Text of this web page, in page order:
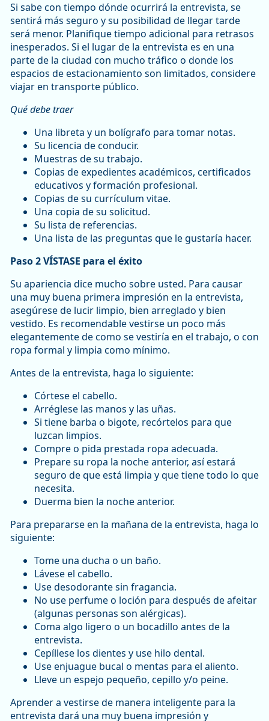
Si sabe con tiempo dónde ocurrirá la entrevista, se
sentirá más seguro y su posibilidad de llegar tarde
será menor. Planifique tiempo adicional para retrasos
inesperados. Si el lugar de la entrevista es en una
parte de la ciudad con mucho tráfico o donde los
espacios de estacionamiento son limitados, considere
viajar en transporte público.
Qué debe traer
Una libreta y un bolígrafo para tomar notas.
Su licencia de conducir.
Muestras de su trabajo.
Copias de expedientes académicos, certificados
educativos y formación profesional.
Copias de su currículum vitae.
Una copia de su solicitud.
Su lista de referencias.
Una lista de las preguntas que le gustaría hacer.
Paso 2 VÍSTASE para el éxito
Su apariencia dice mucho sobre usted. Para causar
una muy buena primera impresión en la entrevista,
asegúrese de lucir limpio, bien arreglado y bien
vestido. Es recomendable vestirse un poco más
elegantemente de como se vestiría en el trabajo, o con
ropa formal y limpia como mínimo.
Antes de la entrevista, haga lo siguiente:
Córtese el cabello.
Arréglese las manos y las uñas.
Si tiene barba o bigote, recórtelos para que
luzcan limpios.
Compre o pida prestada ropa adecuada.
Prepare su ropa la noche anterior, así estará
seguro de que está limpia y que tiene todo lo que
necesita.
Duerma bien la noche anterior.
Para prepararse en la mañana de la entrevista, haga lo
siguiente:
Tome una ducha o un baño.
Lávese el cabello.
Use desodorante sin fragancia.
No use perfume o loción para después de afeitar
(algunas personas son alérgicas).
Coma algo ligero o un bocadillo antes de la
entrevista.
Cepíllese los dientes y use hilo dental.
Use enjuague bucal o mentas para el aliento.
Lleve un espejo pequeño, cepillo y/o peine.
Aprender a vestirse de manera inteligente para la
entrevista dará una muy buena impresión y